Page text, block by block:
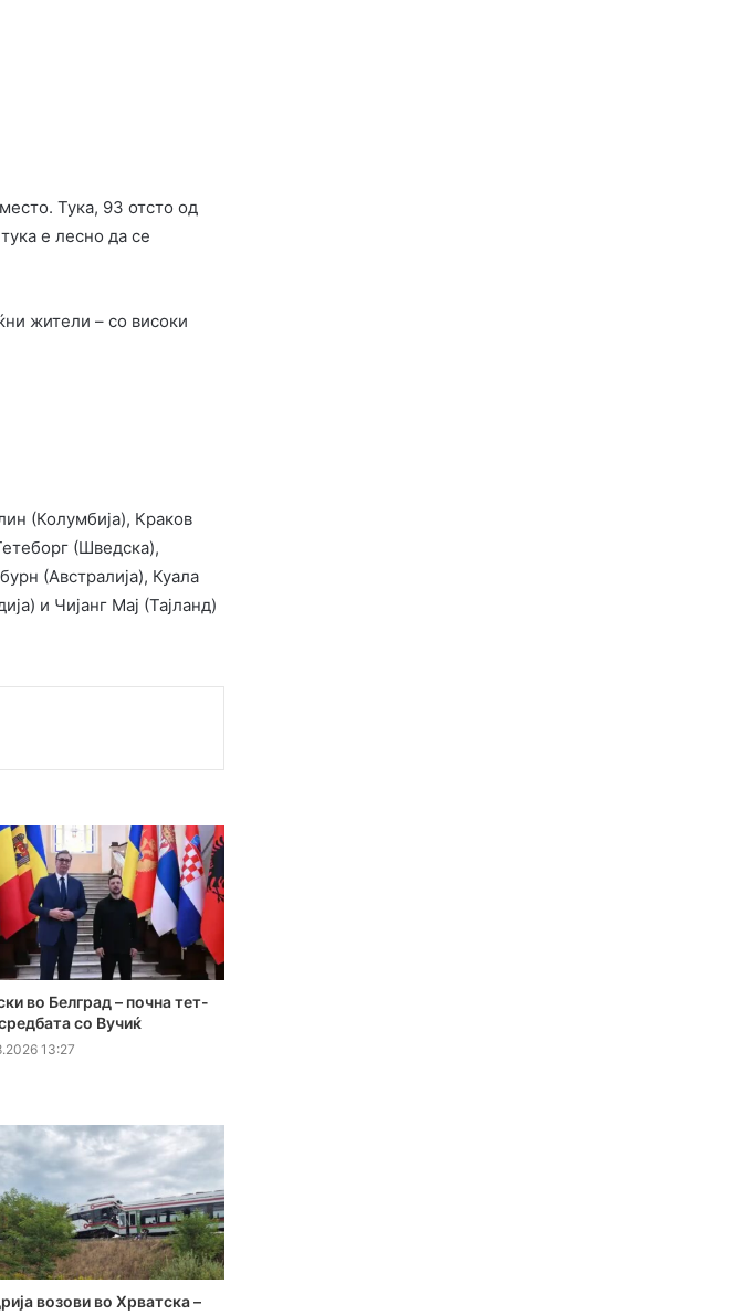
Тука, 93 отсто од
е лесно да се
жители – со високи
(Колумбија), Краков
(Шведска),
(Австралија), Куала
и Чијанг Мај (Тајланд)
во Белград – почна тет-
со Вучиќ
13:27
возови во Хрватска –